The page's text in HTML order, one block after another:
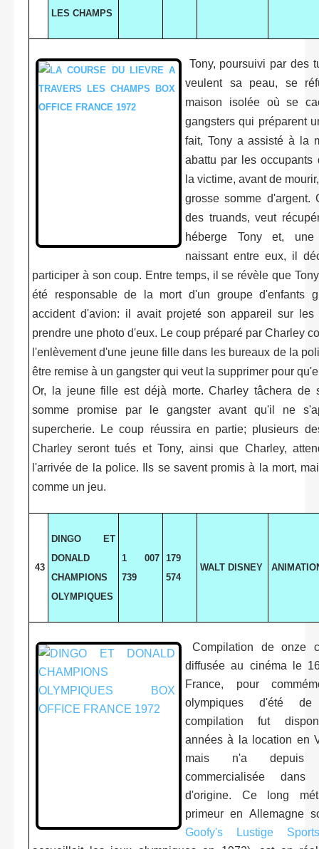
LES CHAMPS
Tony, poursuivi par des
veulent sa peau, se
maison isolée où se
gangsters qui préparent
fait, Tony a assisté à la
abattu par les occupants
la victime, avant de
grosse somme d'argent.
des truands, veut
héberge Tony et, une
naissant entre eux, il
participer à son coup. Entre temps, il se révèle que
été responsable de la mort d'un groupe d'enfants
accident d'avion: il avait projeté son appareil sur
prendre une photo d'eux. Le coup préparé par Charley
l'enlèvement d'une jeune fille dans les bureaux de la
être remise à un gangster qui veut la supprimer pour
Or, la jeune fille est déjà morte. Charley tâchera de
somme promise par le gangster avant qu'il ne
supercherie. Le coup réussira en partie; plusieurs
Charley seront tués et Tony, ainsi que Charley,
l'arrivée de la police. Ils se savent promis à la mort,
comme un jeu.
43
DINGO ET
DONALD
CHAMPIONS
OLYMPIQUES
1 007
739
179
574
WALT DISNEY
Compilation de onze
diffusée au cinéma le
France, pour
olympiques d'été
compilation fut
années à la location en
mais n'a depuis
commercialisée dans
d'origine. Ce long
primeur en Allemagne
Goofy's Lustige